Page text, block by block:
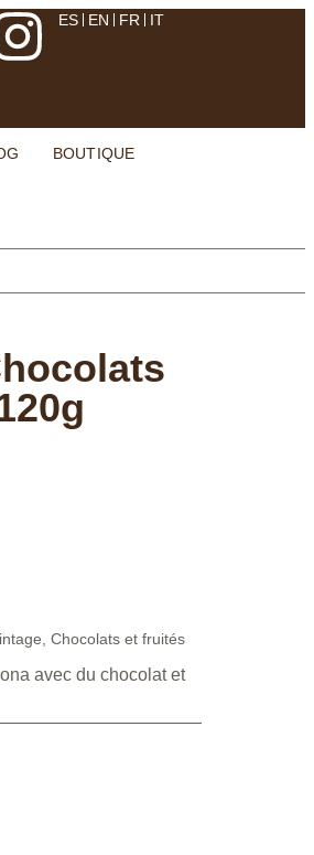
ES EN FR IT
BOUTIQUE
Chocolats et fruités
avec du chocolat et